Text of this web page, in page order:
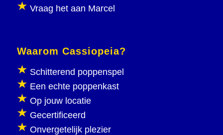
Vraag het aan Marcel
Waarom Cassiopeia?
Schitterend poppenspel
Een echte poppenkast
Op jouw locatie
Gecertificeerd
Onvergetelijk plezier